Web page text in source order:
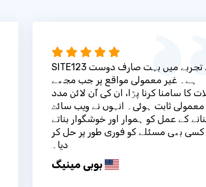
SITE123 میرے تجربے میں بہت صارف دوست
ہے۔ غیر معمولی مواقع پر جب مجھے
کا سامنا کرنا پڑا، ان کی آن لائن مدد
معمولی ثابت ہوئی۔ انہوں نے ویب سائٹ
کے عمل کو ہموار اور خوشگوار بناتے
کسی بھی مسئلے کو فوری طور پر حل کر
دیا۔
بوبی مینیگ